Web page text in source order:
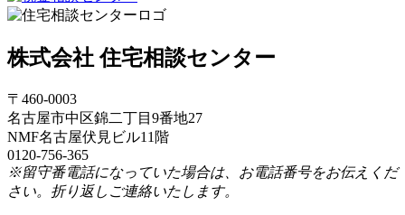
株式会社 住宅相談センター
〒460-0003
名古屋市中区錦二丁目9番地27
NMF名古屋伏見ビル11階
0120-756-365
※留守番電話になっていた場合は、お電話番号をお伝えくだ
さい。折り返しご連絡いたします。